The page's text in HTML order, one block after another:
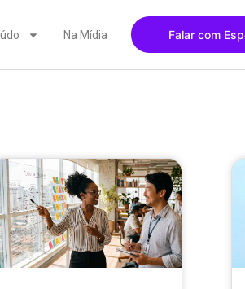
Na Mídia Falar com